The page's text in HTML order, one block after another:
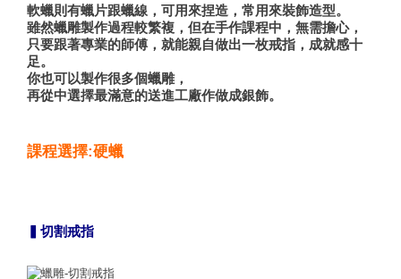
軟蠟則有蠟片跟蠟線，可用來捏造，常用來裝飾造型。
雖然蠟雕製作過程較繁複，但在手作課程中，無需擔心，
只要跟著專業的師傅，就能親自做出一枚戒指，成就感十
足。
你也可以製作很多個蠟雕，
再從中選擇最滿意的送進工廠作做成銀飾。
課程選擇:硬蠟
▍切割戒指